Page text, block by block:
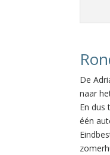
De
naar
En dus
één